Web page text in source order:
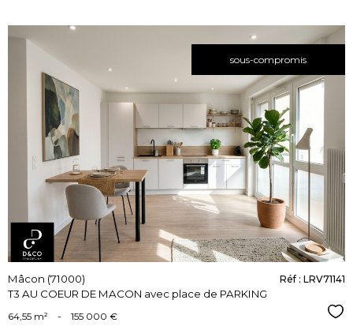
sous-compromis
voir le
bien
Mâcon (71000)
T3 AU COEUR DE MACON avec place de PARKING
Réf : LRV71141
64,55 m² - 155 000 €